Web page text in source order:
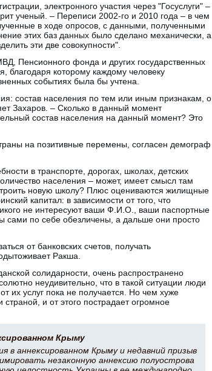
электронного участия через "Госуслуги" –
ученый. – Переписи 2002-го и 2010 года – в чем
в ходе опросов, с данными, полученными
этих баз данных было сделано механически, а
эти две совокупности".
Пенсионного фонда и других государственных
благодаря которому каждому человеку
событиях была бы учтена.
состав населения по тем или иным признакам, о
Захаров. – Сколько в данный момент
состав населения на данный момент? Это
на позитивные перемены, согласен демограф
в транспорте, дорогах, школах, детских
населения – может, имеет смысл там
новую школу? Плюс оцениваются жилищные
капитал: в зависимости от того, что
не интересуют ваши Ф.И.О., ваши паспортные
сами по себе обезличены, а дальше они просто
от банковских счетов, получать
Ракша.
солидарности, очень распространено
неудивительно, что в такой ситуации люди
их услуг пока не получается. Но чем хуже
и от этого пострадает огромное
Крыму
в аннексированном Крыму и недавний призыв
незаконную аннексию полуострова